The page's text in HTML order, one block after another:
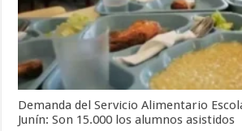
Demanda del Servicio Alimentario
Junín: Son 15.000 los alumnos asistidos